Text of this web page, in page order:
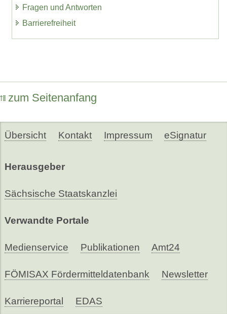
Fragen und Antworten
Barrierefreiheit
zum Seitenanfang
Übersicht Kontakt Impressum eSignatur
Herausgeber
Sächsische Staatskanzlei
Verwandte Portale
Medienservice Publikationen Amt24
FÖMISAX Fördermitteldatenbank Newsletter
Karriereportal EDAS